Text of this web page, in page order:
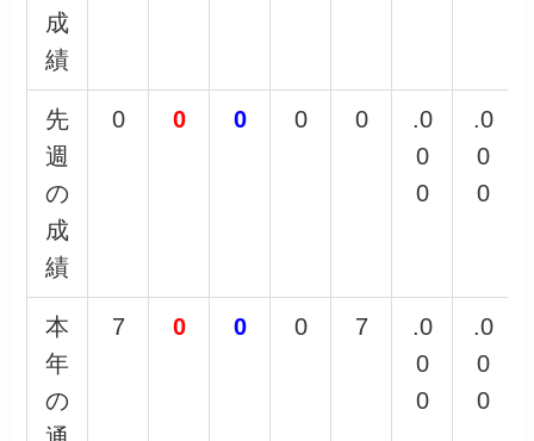
成
績
先
週
の
成
績
0 0 0 0 0
.0
0
0
.0
0
0
本
年
の
7 0 0 0 7
.0
0
0
.0
0
0